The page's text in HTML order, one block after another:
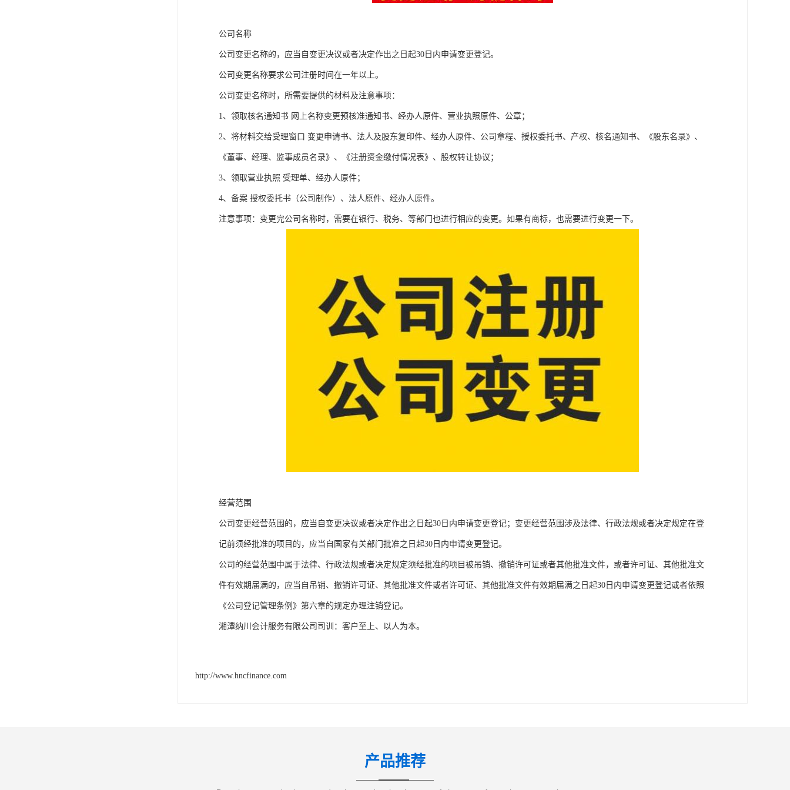
公司名称
公司变更名称的，应当自变更决议或者决定作出之日起30日内申请变更登记。
公司变更名称要求公司注册时间在一年以上。
公司变更名称时，所需要提供的材料及注意事项：
1、领取核名通知书 网上名称变更预核准通知书、经办人原件、营业执照原件、公章；
2、将材料交给受理窗口 变更申请书、法人及股东复印件、经办人原件、公司章程、授权委托书、产权、核名通知书、《股东名录》、
《董事、经理、监事成员名录》、《注册资金缴付情况表》、股权转让协议；
3、领取营业执照 受理单、经办人原件；
4、备案 授权委托书（公司制作）、法人原件、经办人原件。
注意事项：变更完公司名称时，需要在银行、税务、等部门也进行相应的变更。如果有商标，也需要进行变更一下。
经营范围
公司变更经营范围的，应当自变更决议或者决定作出之日起30日内申请变更登记；变更经营范围涉及法律、行政法规或者决定规定在登
记前须经批准的项目的，应当自国家有关部门批准之日起30日内申请变更登记。
公司的经营范围中属于法律、行政法规或者决定规定须经批准的项目被吊销、撤销许可证或者其他批准文件，或者许可证、其他批准文
件有效期届满的，应当自吊销、撤销许可证、其他批准文件或者许可证、其他批准文件有效期届满之日起30日内申请变更登记或者依照
《公司登记管理条例》第六章的规定办理注销登记。
湘潭纳川会计服务有限公司司训：客户至上、以人为本。
http://www.hncfinance.com
产品推荐